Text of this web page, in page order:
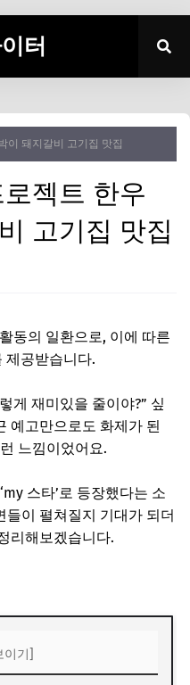
터
이 돼지갈비 고기집 맛집
젝트 한우
고기집 맛집
동의 일환으로, 이에 따른
제공받습니다.
게 재미있을 줄이야?” 싶
예고만으로도 화제가 된
느낌이었어요.
스타’로 등장했다는 소
들이 펼쳐질지 기대가 되더
리해보겠습니다.
이기]